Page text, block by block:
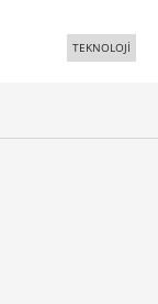
TEKNOLOJİ